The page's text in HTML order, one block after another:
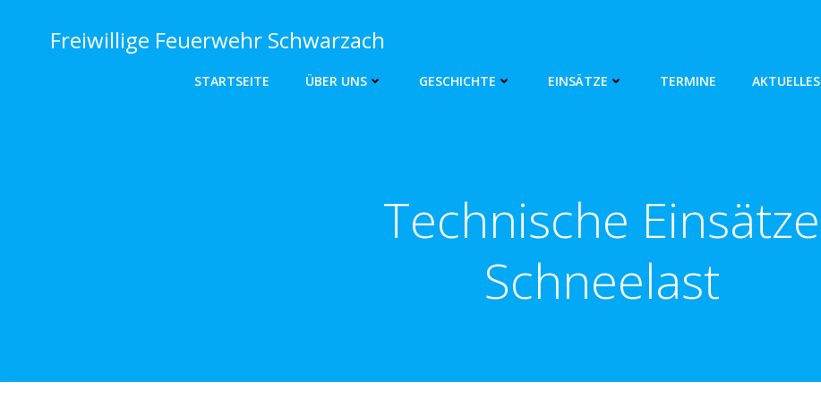
springenFreiwillige Feuerwehr Schwarzach
STARTSEITE ÜBER UNS GESCHICHTE EINSÄTZE TERMINE AKTUELLES
Technische Einsätze
Schneelast